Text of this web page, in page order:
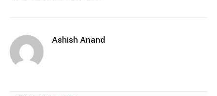
Ashish Anand